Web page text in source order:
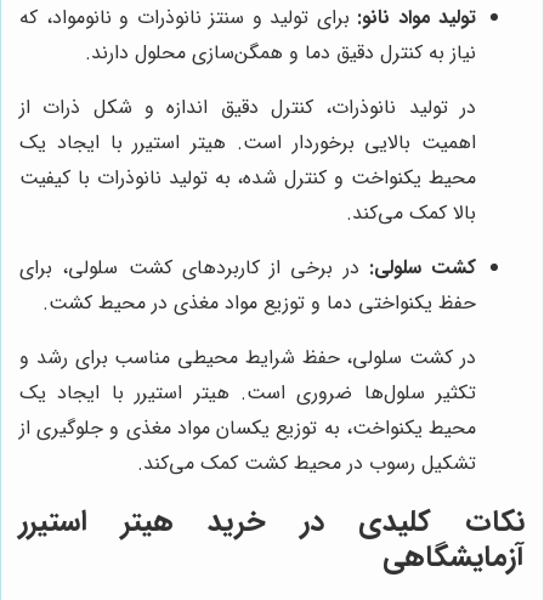
تولید مواد نانو: برای تولید و سنتز نانوذرات و نانومواد، که
نیاز به کنترل دقیق دما و همگن‌سازی محلول دارند.
در تولید نانوذرات، کنترل دقیق اندازه و شکل ذرات از
اهمیت بالایی برخوردار است. هیتر استیرر با ایجاد یک
محیط یکنواخت و کنترل شده، به تولید نانوذرات با کیفیت
بالا کمک می‌کند.
کشت سلولی: در برخی از کاربردهای کشت سلولی، برای
حفظ یکنواختی دما و توزیع مواد مغذی در محیط کشت.
در کشت سلولی، حفظ شرایط محیطی مناسب برای رشد و
تکثیر سلول‌ها ضروری است. هیتر استیرر با ایجاد یک
محیط یکنواخت، به توزیع یکسان مواد مغذی و جلوگیری از
تشکیل رسوب در محیط کشت کمک می‌کند.
نکات کلیدی در خرید هیتر استیرر
آزمایشگاهی